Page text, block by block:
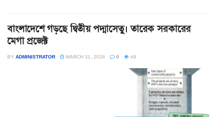
বাংলাদেশে গড়ছে দ্বিতীয় পদ্মাসেতু। তারেক সরকারের
মেগা প্রজেক্ট
BY ADMINISTRATOR MARCH 31, 2026 0 49